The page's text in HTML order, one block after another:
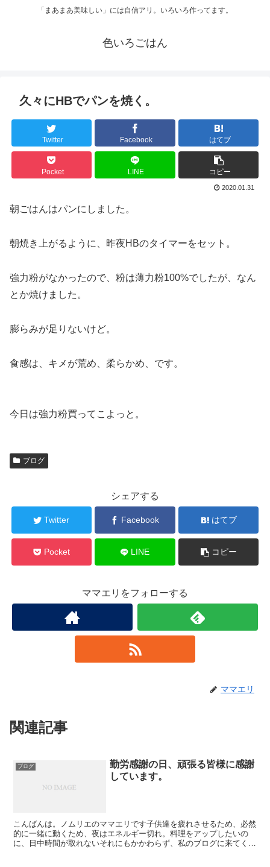
「まあまあ美味しい」には自信アリ。いろいろ作ってます。
色いろごはん
久々にHBでパンを焼く。
Twitter Facebook はてブ
Pocket LINE コピー
2020.01.31
朝ごはんはパンにしました。
朝焼き上がるように、昨夜HBのタイマーをセット。
強力粉がなかったので、粉は薄力粉100%でしたが、なん
とか焼けました。
膨らみが足りないけど。
食感は、キメが荒め、柔らかめ、です。
今日は強力粉買ってこよっと。
ブログ
シェアする
Twitter Facebook はてブ
Pocket LINE コピー
ママエリをフォローする
ママエリ
関連記事
ブログ
勤労感謝の日、頑張る皆様に感謝
しています。
こんばんは。ノムリエのママエリです子供達を疲れさせるため、必然
的に一緒に動くため、夜はエネルギー切れ。料理をアップしたいの
に、日中時間が取れないそれにもかかわらず、私のブログに来てくだ